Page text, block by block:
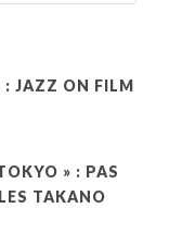
: JAZZ ON FILM
» : PAS
TAKANO